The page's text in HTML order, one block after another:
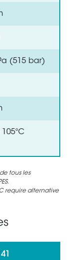
(515 bar)
tous les
require alternative